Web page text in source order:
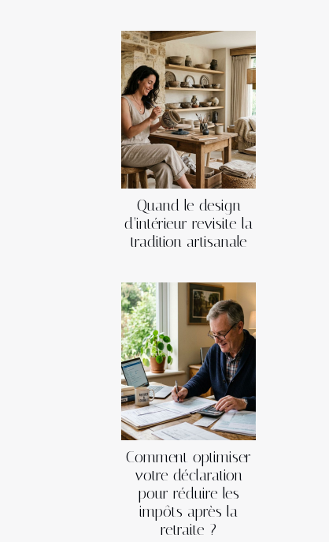
Quand le design
d’intérieur revisite la
tradition artisanale
Comment optimiser
votre déclaration
pour réduire les
impôts après la
retraite ?